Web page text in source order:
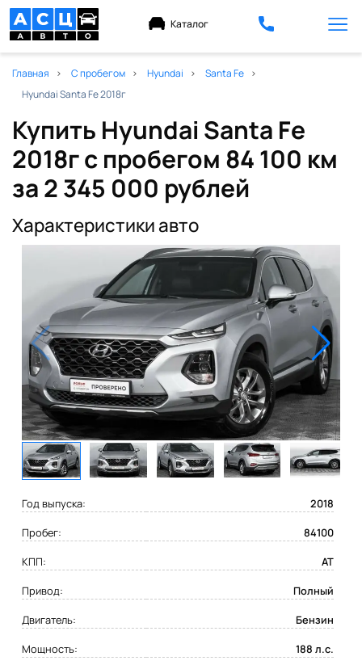
Каталог
Главная С пробегом Hyundai
Santa Fe
Hyundai Santa Fe 2018г
Купить Hyundai Santa Fe
2018г с пробегом 84 100 км
за 2 345 000 рублей
Характеристики авто
Год выпуска:
2018
Пробег:
84100
КПП:
AT
Привод:
Полный
Двигатель:
Бензин
Мощность:
188 л.с.